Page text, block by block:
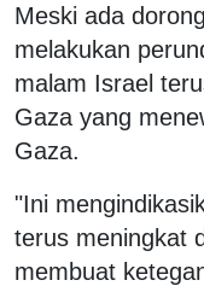
Meski ada
melakukan
malam Israel
Gaza yang
Gaza.
"Ini
terus meningkat
membuat